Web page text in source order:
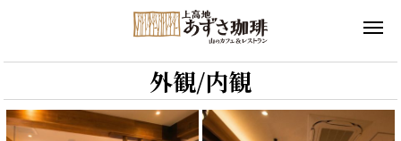
外観/内観